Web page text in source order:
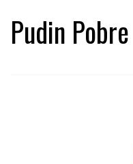
Pudin Pobre